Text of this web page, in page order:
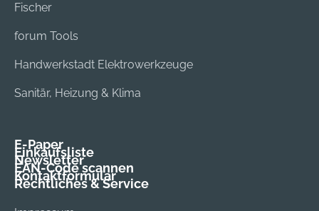
Fischer
forum Tools
Handwerkstadt Elektrowerkzeuge
Sanitär, Heizung & Klima
E-Paper
Einkaufsliste
Newsletter
EAN-Code scannen
Kontaktformular
Rechtliches & Service